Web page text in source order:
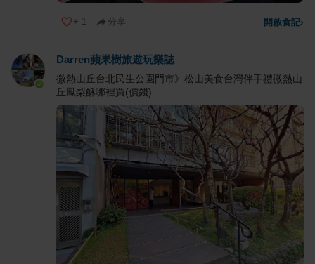
+ 1 分享 開啟食記›
Darren蘋果樹旅遊玩樂誌
微熱山丘台北民生公園門市》松山美食台灣伴手禮微熱山
丘鳳梨酥哪裡買(價錢)